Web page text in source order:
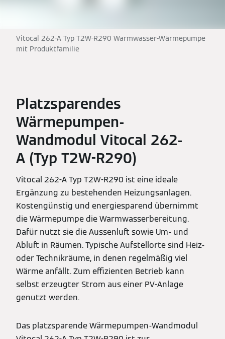
Vitocal 262-A Typ T2W-R290 Warmwasser-Wärmepumpe
mit Produktfamilie
Platzsparendes
Wärmepumpen-
Wandmodul Vitocal 262-
A (Typ T2W-R290)
Vitocal 262-A Typ T2W-R290 ist eine ideale
Ergänzung zu bestehenden Heizungsanlagen.
Kostengünstig und energiesparend übernimmt
die Wärmepumpe die Warmwasserbereitung.
Dafür nutzt sie die Aussenluft sowie Um- und
Abluft in Räumen. Typische Aufstellorte sind Heiz-
oder Technikräume, in denen regelmäßig viel
Wärme anfällt. Zum effizienten Betrieb kann
selbst erzeugter Strom aus einer PV-Anlage
genutzt werden.
Das platzsparende Wärmepumpen-Wandmodul